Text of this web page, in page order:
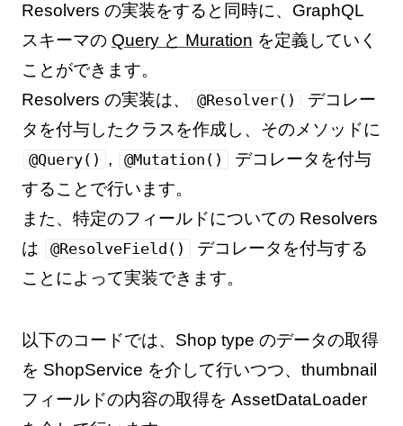
Resolvers の実装をすると同時に、GraphQL
スキーマの Query と Muration を定義していく
ことができます。
Resolvers の実装は、
@Resolver()
デコレー
タを付与したクラスを作成し、そのメソッドに
@Query() , @Mutation()
デコレータを付与
することで行います。
また、特定のフィールドについての Resolvers
は
@ResolveField()
デコレータを付与する
ことによって実装できます。
以下のコードでは、Shop type のデータの取得
を ShopService を介して行いつつ、thumbnail
フィールドの内容の取得を AssetDataLoader